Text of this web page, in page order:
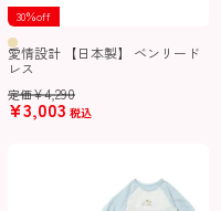
30％off
愛情設計 【日本製】 ベンリード
レス
定価¥4,290
¥3,003 税込